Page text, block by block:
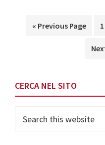
« Go
Previous Page 1
Go
Primary
Sidebar
CERCA NEL SITO
this
website